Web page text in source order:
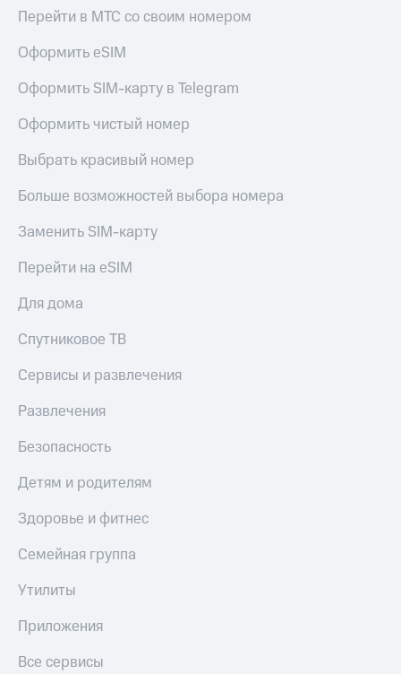
о
именных
облигаций
Другое
Регистратор
Реквизиты
развитие
На главную
Перейти в МТС со своим номером
Оформить eSIM
Оформить SIM-карту в Telegram
Оформить чистый номер
Выбрать красивый номер
Больше возможностей выбора номера
Заменить SIM-карту
Перейти на eSIM
Для дома
Спутниковое ТВ
Сервисы и развлечения
Развлечения
Безопасность
Детям и родителям
Здоровье и фитнес
Семейная группа
Утилиты
Приложения
Все сервисы